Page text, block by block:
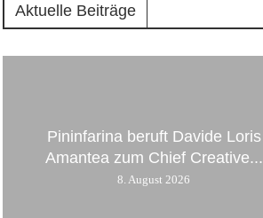
Aktuelle Beiträge
Pininfarina beruft Davide Loris
Amantea zum Chief Creative...
8. August 2026